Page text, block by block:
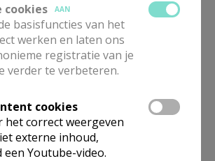
cookies
AAN
basisfuncties van het
werken en laten ons
registratie van je
verder te verbeteren.
cookies
het correct weergeven
externe inhoud,
Youtube-video.